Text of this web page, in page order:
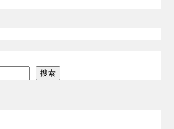
搜索